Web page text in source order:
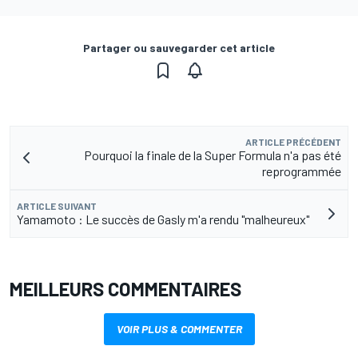
Partager ou sauvegarder cet article
ARTICLE PRÉCÉDENT
Pourquoi la finale de la Super Formula n'a pas été
reprogrammée
ARTICLE SUIVANT
Yamamoto : Le succès de Gasly m'a rendu "malheureux"
MEILLEURS COMMENTAIRES
VOIR PLUS & COMMENTER